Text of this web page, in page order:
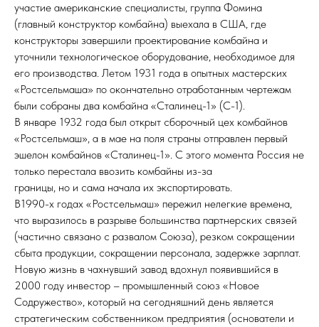
участие американские специалисты, группа Фомина
(главный конструктор комбайна) выехала в США, где
конструкторы завершили проектирование комбайна и
уточнили технологическое оборудование, необходимое для
его производства. Летом 1931 года в опытных мастерских
«Ростсельмаша» по окончательно отработанным чертежам
были собраны два комбайна «Сталинец-1» (С-1).
В январе 1932 года был открыт сборочный цех комбайнов
«Ростсельмаш», а в мае на поля страны отправлен первый
эшелон комбайнов «Сталинец-1». С этого момента Россия не
только перестала ввозить комбайны из-за
границы, но и сама начала их экспортировать.
В1990-х годах «Ростсельмаш» пережил нелегкие времена,
что выразилось в разрыве большинства партнерских связей
(частично связано с развалом Союза), резком сокращении
сбыта продукции, сокращении персонала, задержке зарплат.
Новую жизнь в чахнувший завод вдохнул появившийся в
2000 году инвестор – промышленный союз «Новое
Содружество», который на сегодняшний день является
стратегическим собственником предприятия (основатели и